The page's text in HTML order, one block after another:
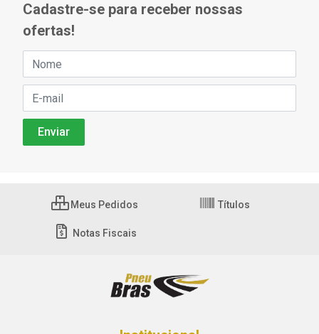
Cadastre-se para receber nossas
ofertas!
Meus Pedidos Títulos
Notas Fiscais